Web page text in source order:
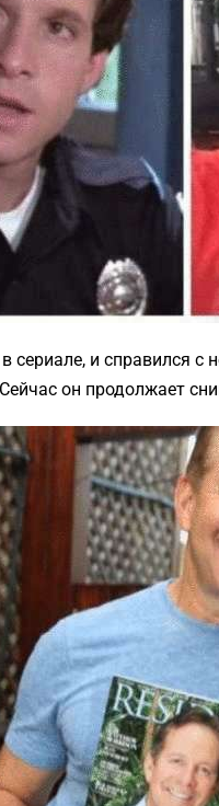
сериале, и справился с
он продолжает